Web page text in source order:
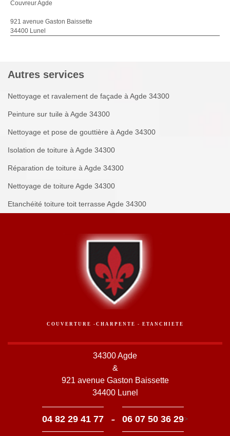
Couvreur Agde
921 avenue Gaston Baissette
34400 Lunel
Autres services
Nettoyage et ravalement de façade à Agde 34300
Peinture sur tuile à Agde 34300
Nettoyage et pose de gouttière à Agde 34300
Isolation de toiture à Agde 34300
Réparation de toiture à Agde 34300
Nettoyage de toiture Agde 34300
Etanchéité toiture toit terrasse Agde 34300
COUVERTURE -CHARPENTE - ETANCHIETE
34300 Agde
&
921 avenue Gaston Baissette
34400 Lunel
04 82 29 41 77 - 06 07 50 36 29>